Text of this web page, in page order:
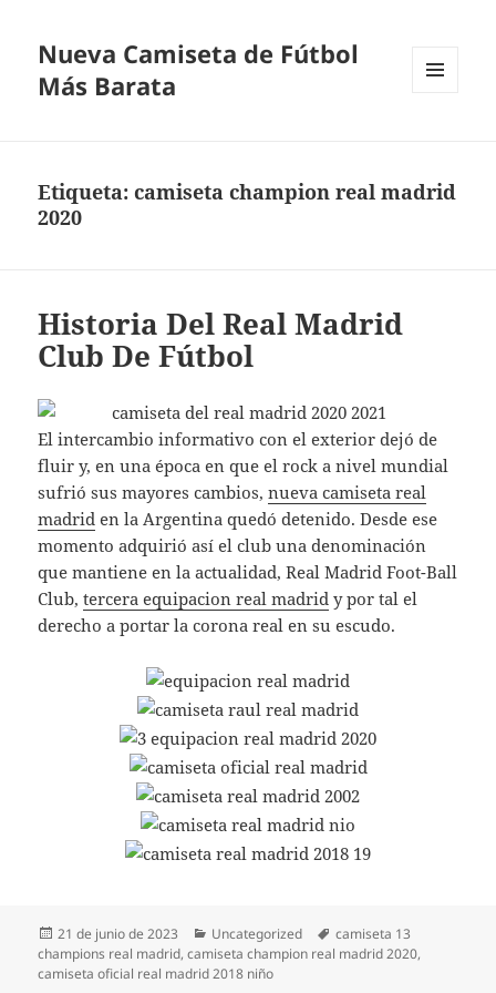
Nueva Camiseta de Fútbol
Más Barata
Etiqueta:camiseta champion real madrid
2020
Historia Del Real Madrid
Club De Fútbol
El intercambio informativo con el exterior dejó de
fluir y, en una época en que el rock a nivel mundial
sufrió sus mayores cambios,nueva camiseta real
madrid en la Argentina quedó detenido. Desde ese
momento adquirió así el club una denominación
que mantiene en la actualidad, Real Madrid Foot-Ball
Club,tercera equipacion real madrid y por tal el
derecho a portar la corona real en su escudo.
Publicado
el
21 de junio de 2023 Categorías
Uncategorized Etiquetas
camiseta 13
champions real madrid,camiseta champion real madrid 2020,
camiseta oficial real madrid 2018 niño